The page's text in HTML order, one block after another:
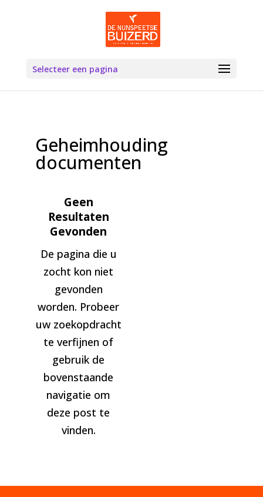
Selecteer een pagina
Geheimhouding
documenten
Geen
Resultaten
Gevonden
De pagina die u
zocht kon niet
gevonden
worden. Probeer
uw zoekopdracht
te verfijnen of
gebruik de
bovenstaande
navigatie om
deze post te
vinden.